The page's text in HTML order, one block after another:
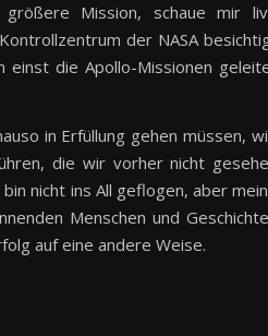
Mission, schaue mir
der NASA
einst die Apollo-Missionen
in Erfüllung gehen müssen,
die wir vorher nicht
nicht ins All geflogen, aber
Menschen und
auf eine andere Weise.